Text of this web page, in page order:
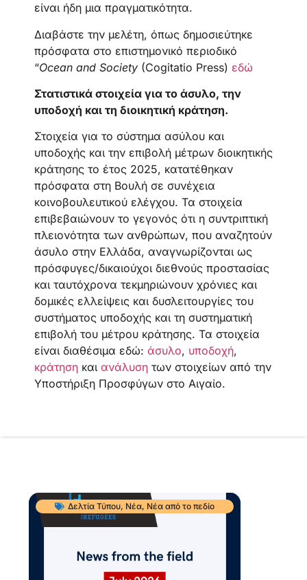
είναι ήδη μια πραγματικότητα.
Διαβάστε την μελέτη, όπως δημοσιεύτηκε
πρόσφατα στο επιστημονικό περιοδικό
“Ocean and Society (Cogitatio Press) εδώ
Στατιστικά στοιχεία για το άσυλο, την
υποδοχή και τη διοικητική κράτηση.
Στοιχεία για το σύστημα ασύλου και
υποδοχής και την επιβολή μέτρων διοικητικής
κράτησης το έτος 2025, κατατέθηκαν
πρόσφατα στη Βουλή σε συνέχεια
κοινοβουλευτικού ελέγχου. Τα στοιχεία
επιβεβαιώνουν το γεγονός ότι η συντριπτική
πλειονότητα των ανθρώπων, που αναζητούν
άσυλο στην Ελλάδα, αναγνωρίζονται ως
πρόσφυγες/δικαιούχοι διεθνούς προστασίας
και ταυτόχρονα τεκμηριώνουν χρόνιες και
δομικές ελλείψεις και δυσλειτουργίες του
συστήματος υποδοχής και τη συστηματική
επιβολή του μέτρου κράτησης. Τα στοιχεία
είναι διαθέσιμα εδώ: άσυλο, υποδοχή,
κράτηση και ανάλυση των στοιχείων από την
Υποστήριξη Προσφύγων στο Αιγαίο.
Δελτία Τύπου, Νέα, Νέα από το πεδίο